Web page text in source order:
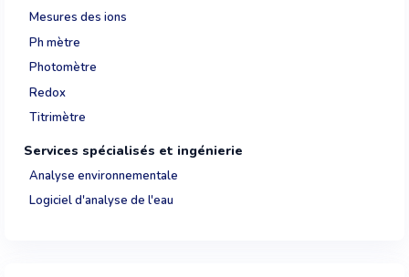
Mesures des ions
Ph mètre
Photomètre
Redox
Titrimètre
Services spécialisés et ingénierie
Analyse environnementale
Logiciel d'analyse de l'eau